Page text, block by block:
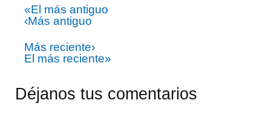
«El más antiguo
‹Más antiguo
Más reciente›
El más reciente»
Déjanos tus comentarios